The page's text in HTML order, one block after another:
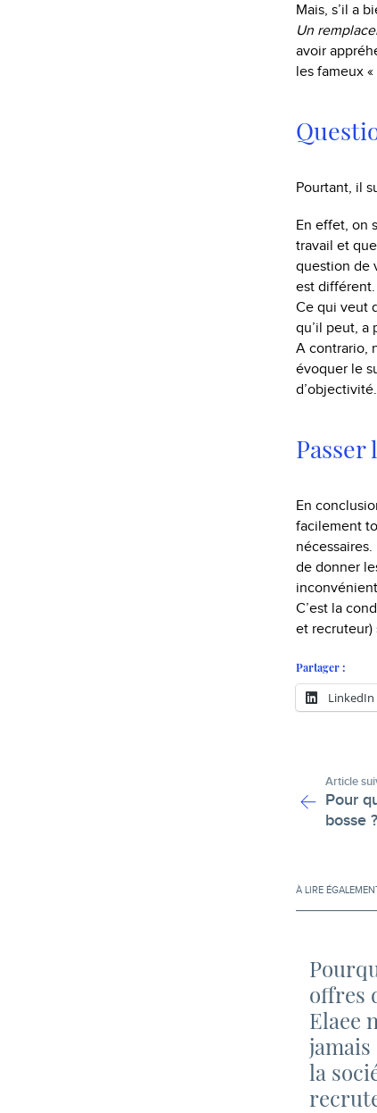
Mais, s’il a
Un
avoir
les fameux
Pourtant, il
En effet, on
travail et
question de
est différent.
Ce qui veut
qu’il peut, a
A contrario,
évoquer le
d’objectivité.
En
facilement
de donner
C’est la
et recruteur)
Partager :
LinkedIn
Article
Pour
bosse ?
À LIRE
offres
Elaee
la